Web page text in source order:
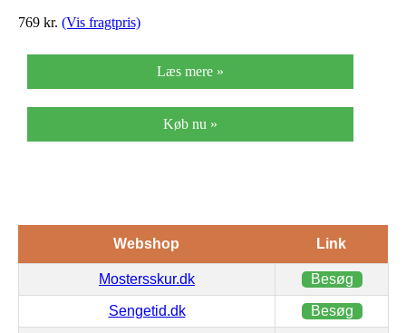
769 kr. (Vis fragtpris)
Læs mere »
Køb nu »
Webshop Link
Mostersskur.dk Besøg
Sengetid.dk Besøg